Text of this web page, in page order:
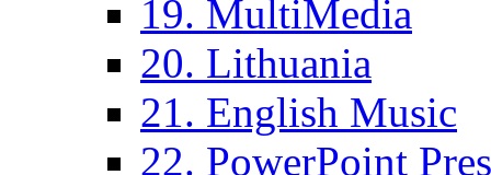
19. MultiMedia
20. Lithuania
21. English Music
22. PowerPoint